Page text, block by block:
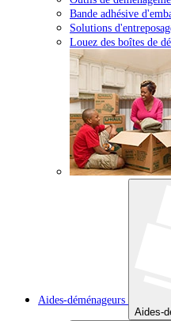
Bande adhésive
Solutions
Louez des boîtes de
Aides-déménageurs
Aides-